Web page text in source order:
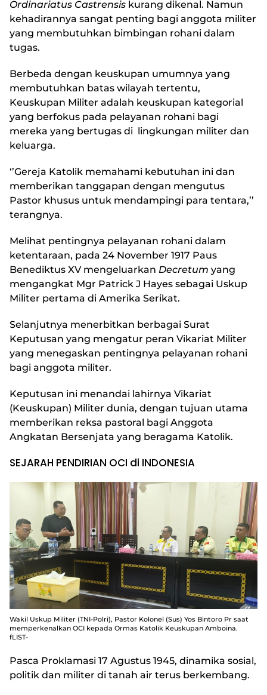
Ordinariatus Castrensis kurang dikenal. Namun
kehadirannya sangat penting bagi anggota militer
yang membutuhkan bimbingan rohani dalam
tugas.
Berbeda dengan keuskupan umumnya yang
membutuhkan batas wilayah tertentu,
Keuskupan Militer adalah keuskupan kategorial
yang berfokus pada pelayanan rohani bagi
mereka yang bertugas di lingkungan militer dan
keluarga.
‘’Gereja Katolik memahami kebutuhan ini dan
memberikan tanggapan dengan mengutus
Pastor khusus untuk mendampingi para tentara,’’
terangnya.
Melihat pentingnya pelayanan rohani dalam
ketentaraan, pada 24 November 1917 Paus
Benediktus XV mengeluarkan Decretum yang
mengangkat Mgr Patrick J Hayes sebagai Uskup
Militer pertama di Amerika Serikat.
Selanjutnya menerbitkan berbagai Surat
Keputusan yang mengatur peran Vikariat Militer
yang menegaskan pentingnya pelayanan rohani
bagi anggota militer.
Keputusan ini menandai lahirnya Vikariat
(Keuskupan) Militer dunia, dengan tujuan utama
memberikan reksa pastoral bagi Anggota
Angkatan Bersenjata yang beragama Katolik.
SEJARAH PENDIRIAN OCI di INDONESIA
Wakil Uskup Militer (TNI-Polri), Pastor Kolonel (Sus) Yos Bintoro Pr saat
memperkenalkan OCI kepada Ormas Katolik Keuskupan Amboina.
fLIST-
Pasca Proklamasi 17 Agustus 1945, dinamika sosial,
politik dan militer di tanah air terus berkembang.